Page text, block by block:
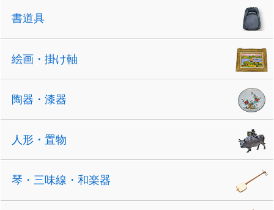
書道具
絵画・掛け軸
陶器・漆器
人形・置物
琴・三味線・和楽器